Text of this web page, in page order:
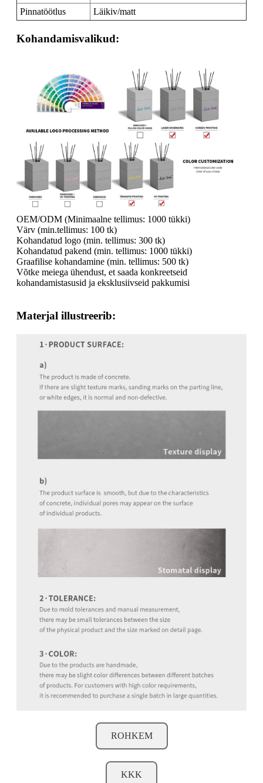
Pinnatöötlus
Läikiv/matt
Kohandamisvalikud:
OEM/ODM (Minimaalne tellimus: 1000 tükki)
Värv (min.tellimus: 100 tk)
Kohandatud logo (min. tellimus: 300 tk)
Kohandatud pakend (min. tellimus: 1000 tükki)
Graafilise kohandamine (min. tellimus: 500 tk)
Võtke meiega ühendust, et saada konkreetseid
kohandamistasusid ja eksklusiivseid pakkumisi
Materjal illustreerib:
ROHKEM
KKK